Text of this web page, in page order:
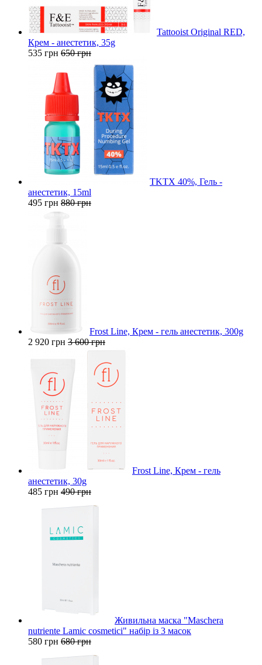
Tattooist Original RED,
Крем - анестетик, 35g
535 грн 650 грн
TKTX 40%, Гель -
анестетик, 15ml
495 грн 880 грн
Frost Line, Крем - гель анестетик, 300g
2 920 грн 3 600 грн
Frost Line, Крем - гель
анестетик, 30g
485 грн 490 грн
Живильна маска "Maschera
nutriente Lamic cosmetici" набір із 3 масок
580 грн 680 грн